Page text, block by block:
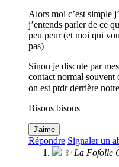
Alors moi c’est simple
j’entends parler de ce
peu peur (et moi qui
pas)
Sinon je discute par
contact normal souvent
on est ptdr derrière
Bisous bisous
J'aime
Répondre Signaler un
✨ La Fofolle